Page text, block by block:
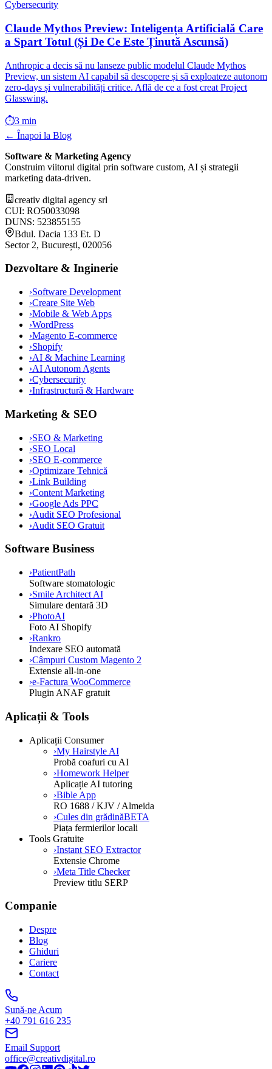
Cybersecurity
Claude Mythos Preview: Inteligența Artificială Care
a Spart Totul (Și De Ce Este Ținută Ascunsă)
Anthropic a decis să nu lanseze public modelul Claude Mythos
Preview, un sistem AI capabil să descopere și să exploateze autonom
zero-days și vulnerabilități critice. Află de ce a fost creat Project
Glasswing.
⏱️3 min
← Înapoi la Blog
Software & Marketing Agency
Construim viitorul digital prin software custom, AI și strategii
marketing data-driven.
creativ digital agency srl
CUI: RO50033098
DUNS: 523855155
Bdul. Dacia 133 Et. D
Sector 2, București, 020056
Dezvoltare & Inginerie
›Software Development
›Creare Site Web
›Mobile & Web Apps
›WordPress
›Magento E-commerce
›Shopify
›AI & Machine Learning
›AI Autonom Agents
›Cybersecurity
›Infrastructură & Hardware
Marketing & SEO
›SEO & Marketing
›SEO Local
›SEO E-commerce
›Optimizare Tehnică
›Link Building
›Content Marketing
›Google Ads PPC
›Audit SEO Profesional
›Audit SEO Gratuit
Software Business
›PatientPath
Software stomatologic
›Smile Architect AI
Simulare dentară 3D
›PhotoAI
Foto AI Shopify
›Rankro
Indexare SEO automată
›Câmpuri Custom Magento 2
Extensie all-in-one
›e-Factura WooCommerce
Plugin ANAF gratuit
Aplicații & Tools
Aplicații Consumer
›My Hairstyle AI
Probă coafuri cu AI
›Homework Helper
Aplicație AI tutoring
›Bible App
RO 1688 / KJV / Almeida
›Cules din grădinăBETA
Piața fermierilor locali
Tools Gratuite
›Instant SEO Extractor
Extensie Chrome
›Meta Title Checker
Preview titlu SERP
Companie
Despre
Blog
Ghiduri
Cariere
Contact
Sună-ne Acum
+40 791 616 235
Email Support
office@creativdigital.ro